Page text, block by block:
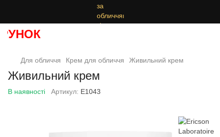
Для обличчя Крем для обличчя Живильний крем
Живильний крем
В наявності Артикул: E1043